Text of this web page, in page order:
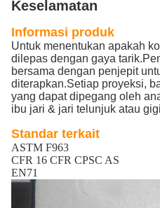
Keselamatan
Informasi produk
Untuk menentukan apakah
dilepas dengan gaya
bersama dengan penjepit
diterapkan.Setiap proyeksi,
yang dapat dipegang oleh
ibu jari & jari telunjuk atau
Standar terkait
ASTM F963
CFR 16 CFR CPSC AS
EN71